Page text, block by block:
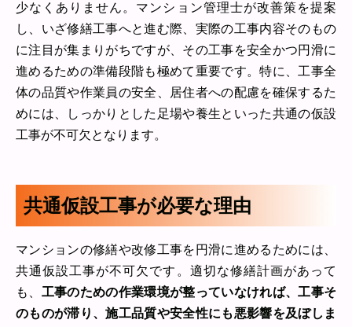
少なくありません。マンション管理士が改善策を提案
し、いざ修繕工事へと進む際、実際の工事内容そのもの
に注目が集まりがちですが、その工事を安全かつ円滑に
進めるための準備段階も極めて重要です。特に、工事全
体の品質や作業員の安全、居住者への配慮を確保するた
めには、しっかりとした足場や養生といった共通の仮設
工事が不可欠となります。
共通仮設工事が必要な理由
マンションの修繕や改修工事を円滑に進めるためには、
共通仮設工事が不可欠です。適切な修繕計画があって
も、 工事のための作業環境が整っていなければ、工事そ
のものが滞り、施工品質や安全性にも悪影響を及ぼしま